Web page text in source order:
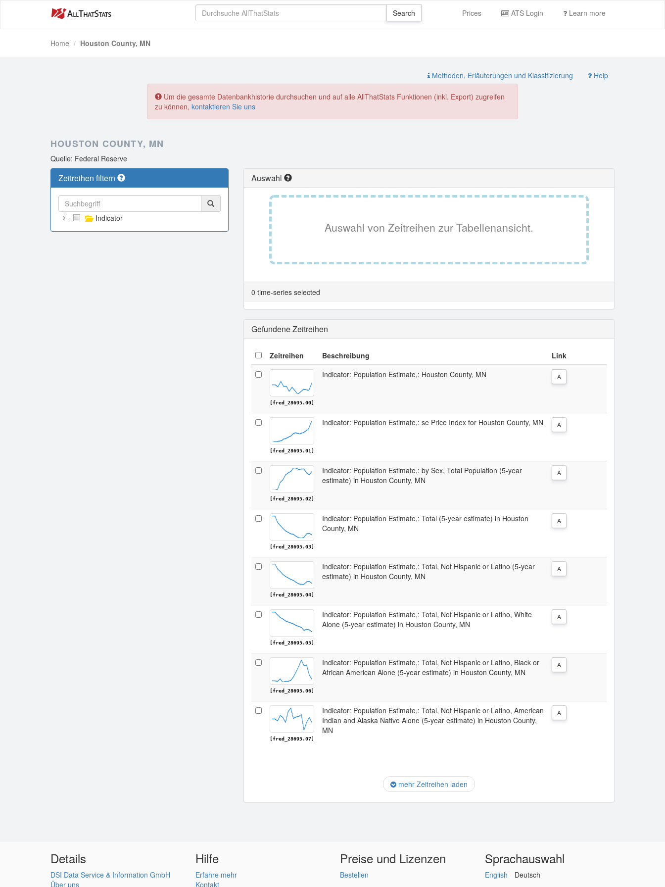
Prices ATS Login Learn more
Home Houston County, MN
Methoden, Erläuterungen und Klassifizierung Help
Um die gesamte Datenbankhistorie durchsuchen und auf alle AllThatStats Funktionen (inkl. Export) zugreifen
zu können, kontaktieren Sie uns
HOUSTON COUNTY, MN
Quelle: Federal Reserve
Zeitreihen filtern
Indicator
Auswahl
Auswahl von Zeitreihen zur Tabellenansicht.
0 time-series selected
Gefundene Zeitreihen
Zeitreihen Beschreibung Link
[fred_28695.00]
Indicator: Population Estimate,: Houston County, MN A
[fred_28695.01]
Indicator: Population Estimate,: se Price Index for Houston County, MN A
[fred_28695.02]
Indicator: Population Estimate,: by Sex, Total Population (5-year
estimate) in Houston County, MN
A
[fred_28695.03]
Indicator: Population Estimate,: Total (5-year estimate) in Houston
County, MN
A
[fred_28695.04]
Indicator: Population Estimate,: Total, Not Hispanic or Latino (5-year
estimate) in Houston County, MN
A
[fred_28695.05]
Indicator: Population Estimate,: Total, Not Hispanic or Latino, White
Alone (5-year estimate) in Houston County, MN
A
[fred_28695.06]
Indicator: Population Estimate,: Total, Not Hispanic or Latino, Black or
African American Alone (5-year estimate) in Houston County, MN
A
[fred_28695.07]
Indicator: Population Estimate,: Total, Not Hispanic or Latino, American
Indian and Alaska Native Alone (5-year estimate) in Houston County,
MN
A
mehr Zeitreihen laden
Details
DSI Data Service & Information GmbH
Über uns
Hilfe
Erfahre mehr
Kontakt
Preise und Lizenzen
Bestellen
Sprachauswahl
English Deutsch